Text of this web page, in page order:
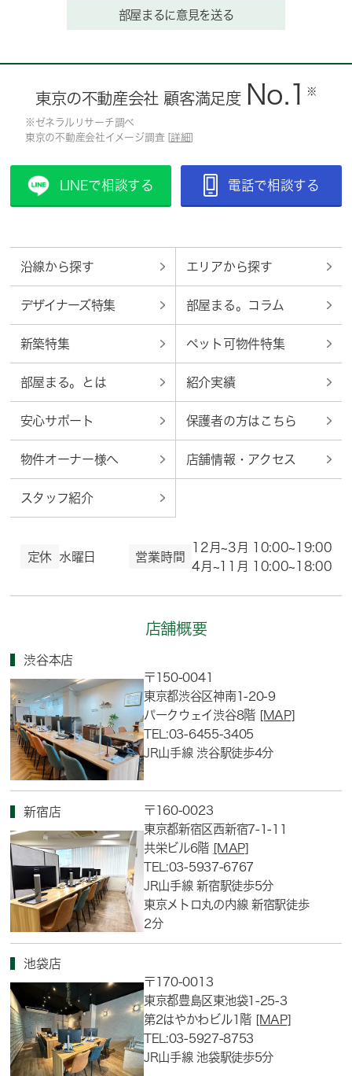
部屋まるに意見を送る
東京の不動産会社 顧客満足度 No.1 ※
※ゼネラルリサーチ調べ
東京の不動産会社イメージ調査 [ 詳細
LINEで相談する 電話で相談する
沿線から探す エリアから探す
デザイナーズ特集 部屋まる。コラム
新築特集 ペット可物件特集
部屋まる。とは 紹介実績
安心サポート 保護者の方はこちら
物件オーナー様へ 店舗情報・アクセス
スタッフ紹介
定休 水曜日 営業時間
12月~3月 10:00~19:00
4月~11月 10:00~18:00
店舗概要
渋谷本店
〒150-0041
東京都渋谷区神南1-20-9
パークウェイ渋谷8階 [MAP]
TEL:03-6455-3405
JR山手線 渋谷駅徒歩4分
新宿店
〒160-0023
東京都新宿区西新宿7-1-11
共栄ビル6階 [MAP]
TEL:03-5937-6767
JR山手線 新宿駅徒歩5分
東京メトロ丸の内線 新宿駅徒歩
2分
池袋店
〒170-0013
東京都豊島区東池袋1-25-3
第2はやかわビル1階 [MAP]
TEL:03-5927-8753
JR山手線 池袋駅徒歩5分